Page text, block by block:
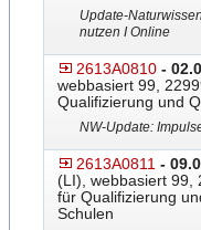
Update-
nutzen I Online
2613A0810 -
webbasiert 99,
Qualifizierung und
NW-Update:
2613A0811 -
(LI), webbasiert 99,
für Qualifizierung
Schulen